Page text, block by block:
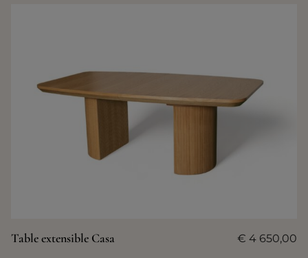
Table extensible Casa € 4 650,00